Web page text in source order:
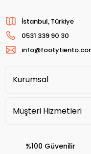
İstanbul, Türkiye
0531 339 90 30
Kurumsal
Müşteri Hizmetleri
%100 Güvenilir